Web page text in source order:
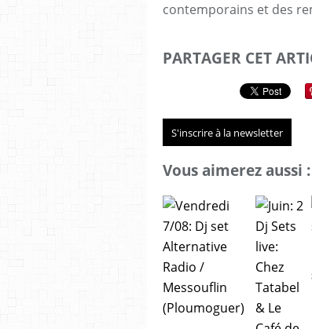
contemporains et des
PARTAGER CET
S'inscrire à la newsletter
Vous aimerez aussi :